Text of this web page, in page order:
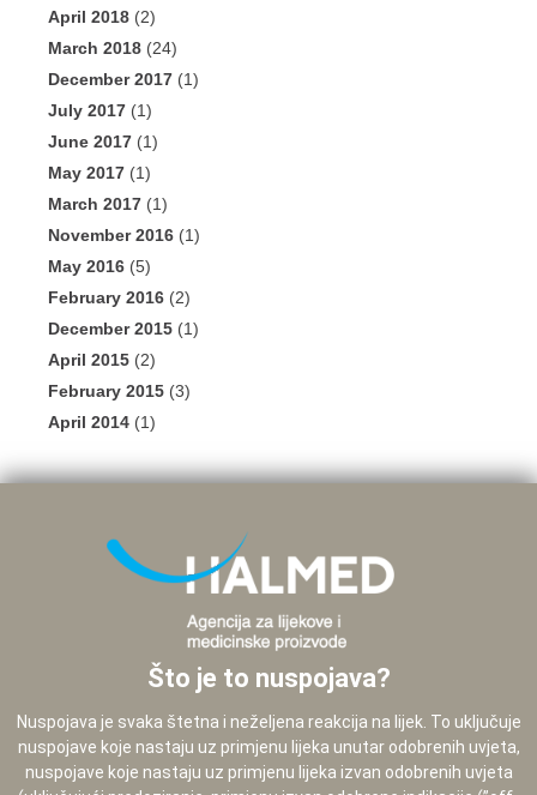
April 2018 (2)
March 2018 (24)
December 2017 (1)
July 2017 (1)
June 2017 (1)
May 2017 (1)
March 2017 (1)
November 2016 (1)
May 2016 (5)
February 2016 (2)
December 2015 (1)
April 2015 (2)
February 2015 (3)
April 2014 (1)
Što je to nuspojava?
Nuspojava je svaka štetna i neželjena reakcija na lijek. To uključuje
nuspojave koje nastaju uz primjenu lijeka unutar odobrenih uvjeta,
nuspojave koje nastaju uz primjenu lijeka izvan odobrenih uvjeta